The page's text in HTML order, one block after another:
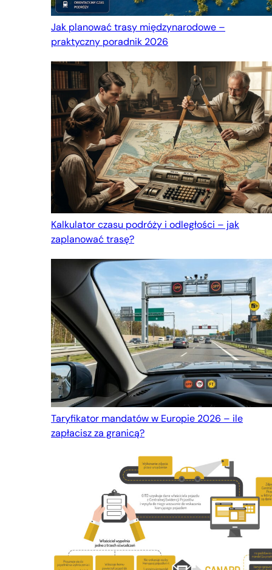
Jak planować trasy międzynarodowe –
praktyczny poradnik 2026
Kalkulator czasu podróży i odległości – jak
zaplanować trasę?
Taryfikator mandatów w Europie 2026 – ile
zapłacisz za granicą?